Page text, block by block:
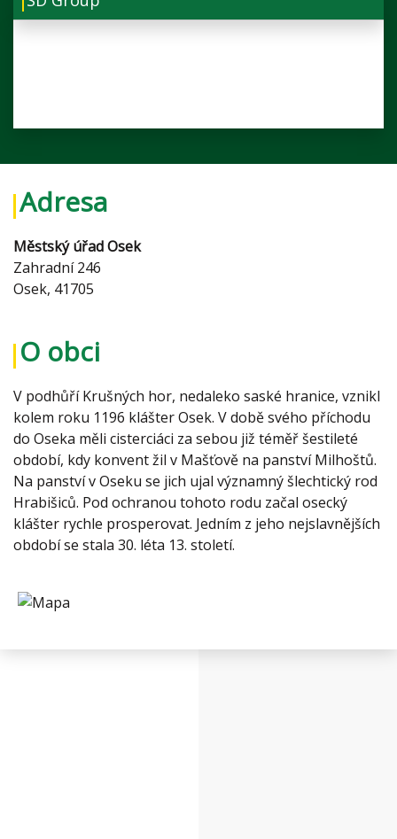
Adresa
Městský úřad Osek
Zahradní 246
Osek, 41705
O obci
V podhůří Krušných hor, nedaleko saské hranice, vznikl
kolem roku 1196 klášter Osek. V době svého příchodu
do Oseka měli cisterciáci za sebou již téměř šestileté
období, kdy konvent žil v Mašťově na panství Milhoštů.
Na panství v Oseku se jich ujal významný šlechtický rod
Hrabišiců. Pod ochranou tohoto rodu začal osecký
klášter rychle prosperovat. Jedním z jeho nejslavnějších
období se stala 30. léta 13. století.